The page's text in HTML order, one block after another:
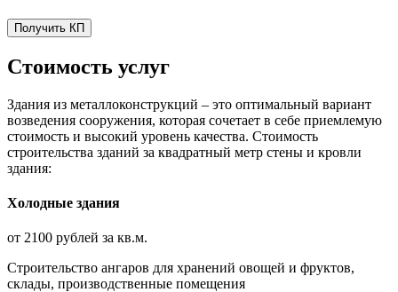
Получить КП
Стоимость услуг
Здания из металлоконструкций – это оптимальный вариант
возведения сооружения, которая сочетает в себе приемлемую
стоимость и высокий уровень качества. Стоимость
строительства зданий за квадратный метр стены и кровли
здания:
Холодные здания
от 2100 рублей за кв.м.
Строительство ангаров для хранений овощей и фруктов,
склады, производственные помещения